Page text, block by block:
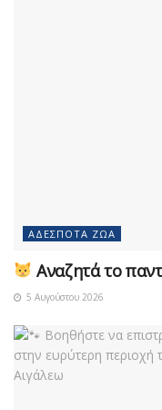
ΑΔΈΣΠΟΤΑ ΖΏΑ
Αναζητά το
5 Αυγούστου 2026